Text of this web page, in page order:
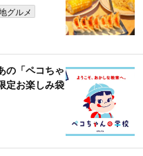
グルメ
の「ペコちゃ
定お楽しみ袋